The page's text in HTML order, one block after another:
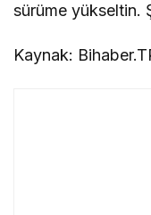
sürüme yükseltin.
Kaynak: